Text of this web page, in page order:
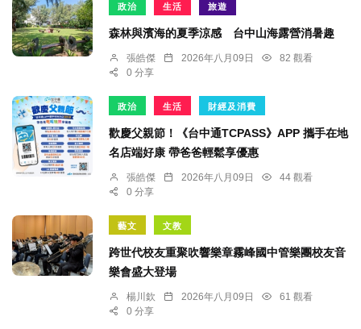
政治 生活 旅遊
森林與濱海的夏季涼感 台中山海露營消暑趣
張皓傑 2026年八月09日
82 觀看
0 分享
政治 生活 財經及消費
歡慶父親節！《台中通TCPASS》APP 攜手在地
名店端好康 帶爸爸輕鬆享優惠
張皓傑 2026年八月09日
44 觀看
0 分享
藝文 文教
跨世代校友重聚吹響樂章霧峰國中管樂團校友音
樂會盛大登場
楊川欽 2026年八月09日
61 觀看
0 分享